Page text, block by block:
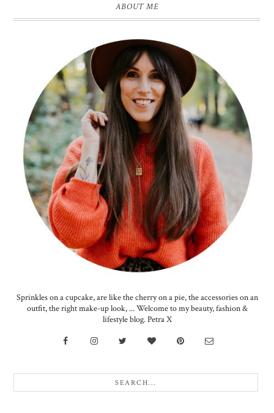
ABOUT ME
Sprinkles on a cupcake, are like the cherry on a pie, the accessories on an
outfit, the right make-up look, ... Welcome to my beauty, fashion &
lifestyle blog. Petra X